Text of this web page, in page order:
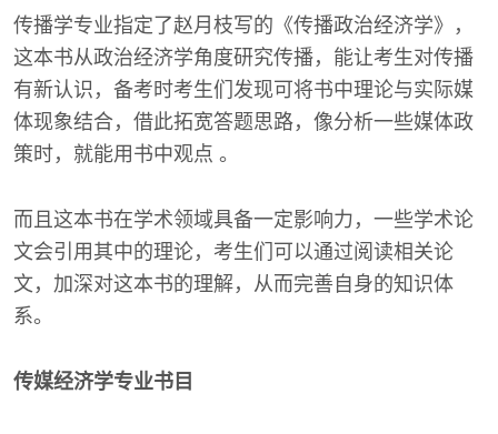
传播学专业指定了赵月枝写的《传播政治经济学》，
这本书从政治经济学角度研究传播，能让考生对传播
有新认识，备考时考生们发现可将书中理论与实际媒
体现象结合，借此拓宽答题思路，像分析一些媒体政
策时，就能用书中观点 。
而且这本书在学术领域具备一定影响力，一些学术论
文会引用其中的理论，考生们可以通过阅读相关论
文，加深对这本书的理解，从而完善自身的知识体
系。
传媒经济学专业书目